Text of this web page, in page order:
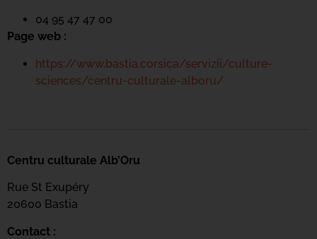
04 95 47 47 00
Page web :
https://www.bastia.corsica/servizii/culture-
sciences/centru-culturale-alboru/
Centru culturale Alb’Oru
Rue St Exupéry
20600 Bastia
Contact :